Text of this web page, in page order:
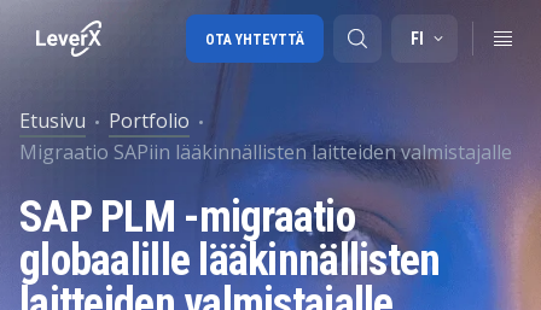
SAP-tuki
SAP-konsultointi
SAP Ariba
SAP EWM
FI
OTA YHTEYTTÄ
Etusivu
Portfolio
Migraatio SAPiin lääkinnällisten laitteiden valmistajalle
SAP PLM -migraatio
globaalille lääkinnällisten